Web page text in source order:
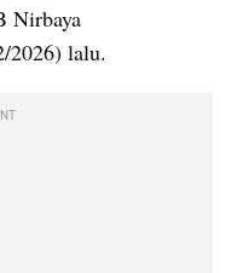
Nirbaya
2026) lalu.